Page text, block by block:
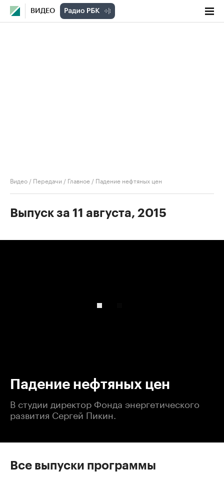
ВИДЕО
Видео / Передачи / Главное / Падение нефтяных цен
Выпуск за 11 августа, 2015
Падение нефтяных цен
В студии директор Фонда энергетического
развития Сергей Пикин.
Все выпуски программы